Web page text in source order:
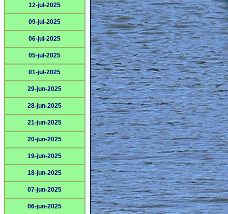
12-jul-2025
09-jul-2025
06-jul-2025
05-jul-2025
01-jul-2025
29-jun-2025
28-jun-2025
21-jun-2025
20-jun-2025
19-jun-2025
18-jun-2025
07-jun-2025
06-jun-2025